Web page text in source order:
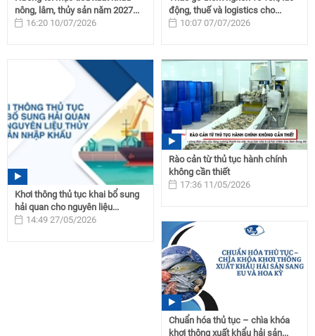
nông, lâm, thủy sản năm 2027...
16:20 10/07/2026
động, thuế và logistics cho...
10:07 07/07/2026
Khơi thông thủ tục khai bổ sung
hải quan cho nguyên liệu...
14:49 27/05/2026
Rào cản từ thủ tục hành chính
không cần thiết
17:36 11/05/2026
Chuẩn hóa thủ tục – chìa khóa
khơi thông xuất khẩu hải sản...